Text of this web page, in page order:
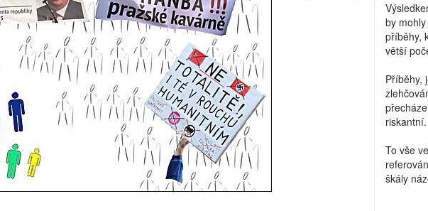
by
příběhy,
větší
Příběhy,
riskantní.
To vše
škály